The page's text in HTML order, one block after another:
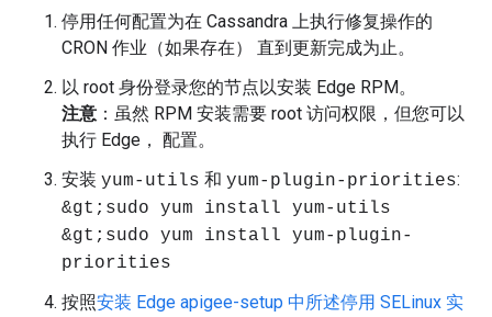
停用任何配置为在 Cassandra 上执行修复操作的
CRON 作业（如果存在） 直到更新完成为止。
以 root 身份登录您的节点以安装 Edge RPM。
注意 ：虽然 RPM 安装需要 root 访问权限，但您可以
执行 Edge， 配置。
安装 yum-utils 和 yum-plugin-priorities:
&gt;sudo yum install yum-utils
&gt;sudo yum install yum-plugin-
priorities
按照安装 Edge apigee-setup 中所述停用 SELinux 实